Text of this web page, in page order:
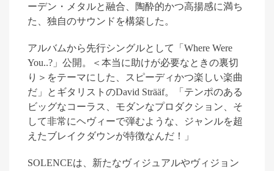
ーデン・メタルと融合、陶酔的かつ高揚感に満ち
た、独自のサウンドを構築した。
アルバムから先行シングルとして 「 Where Were
You..? 」公開。＜本当に助けが必要なときの裏切
り＞をテーマにした、スピーディかつ楽しい楽曲
だ」とギタリストのDavid Strääf。「テンポのある
ビッグなコーラス、モダンなプロダクション、そ
して非常にヘヴィーで弾むような、ジャンルを超
えたブレイクダウンが特徴なんだ！」
SOLENCEは、新たなヴィジュアルやヴィジョン